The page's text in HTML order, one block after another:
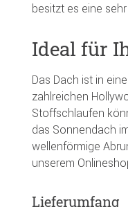
besitzt es eine
Ideal für
Das Dach ist in
zahlreichen
Stoffschlaufen
das Sonnendach
wellenförmige
unserem
Lieferumfang